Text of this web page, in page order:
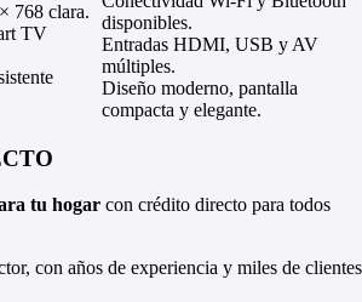
768 clara.
TV
disponibles.
Entradas HDMI, USB y AV
múltiples.
Diseño moderno, pantalla
compacta y elegante.
tu hogar con crédito directo para todos
con años de experiencia y miles de clientes